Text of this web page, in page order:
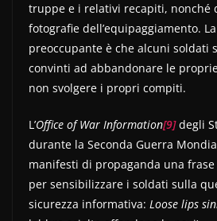
truppe e i relativi recapiti, nonché
fotografie dell’equipaggiamento.
preoccupante è che alcuni soldati
convinti ad abbandonare le
non svolgere i propri compiti.
L’Office of War Information[9] degli
durante la Seconda Guerra
manifesti di propaganda una
per sensibilizzare i soldati sulla
sicurezza informativa: Loose lips